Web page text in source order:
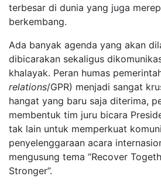
terbesar di dunia yang juga
berkembang.
Ada banyak agenda yang akan
dibicarakan sekaligus
khalayak. Peran humas
relations/GPR) menjadi sangat
hangat yang baru saja diterima,
membentuk tim juru bicara
tak lain untuk memperkuat
penyelenggaraan acara
mengusung tema “Recover
Stronger”.